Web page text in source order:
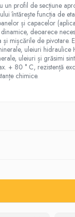
profil de secțiune
întărește funcția de
și capacelor
deoarece
mișcările de
uleiuri
uleiuri și grăsimi
+ 80 ° C, rezistență
chimice.